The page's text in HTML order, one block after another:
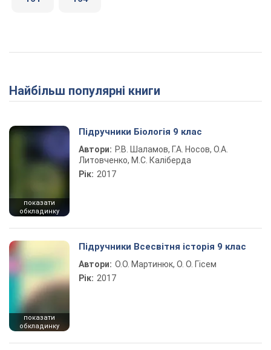
Найбільш популярні книги
показати
обкладинку
Підручники Біологія 9 клас
Автори: Р.В. Шаламов, Г.А. Носов, О.А.
Литовченко, М.С. Каліберда
Рік: 2017
показати
обкладинку
Підручники Всесвітня історія 9 клас
Автори: О.О. Мартинюк, О. О. Гісем
Рік: 2017